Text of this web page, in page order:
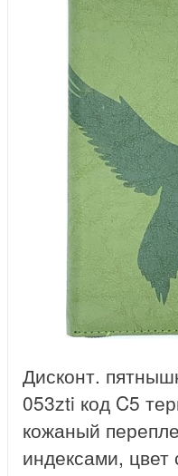
Дисконт.
053zti код C5
кожаный
индексами,